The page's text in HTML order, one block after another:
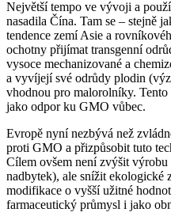
Největší tempo ve vývoji a
nasadila Čína. Tam se – stejně
tendence zemí Asie a
ochotny přijímat transgenní
vysoce mechanizované a
a vyvíjejí své odrůdy plodin
vhodnou pro malorolníky. Tento
jako odpor ku GMO vůbec.
Evropě nyní nezbývá než
proti GMO a přizpůsobit tuto
Cílem ovšem není zvýšit
nadbytek), ale snížit ekologické
modifikace o vyšší užitné
farmaceutický průmysl i jako